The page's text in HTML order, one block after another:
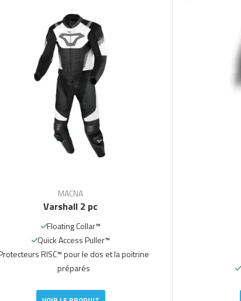
MACNA
Varshall 2 pc
Floating Collar™
Quick Access Puller™
RISC™ pour le dos et la poitrine
préparés